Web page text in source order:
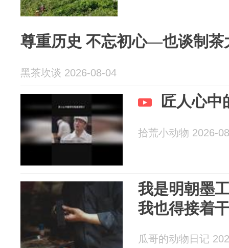
尊重历史 不忘初心—也谈制茶
黑茶坎谈 2026-08-04
匠人心中
拾荒小动物 2026-
我是明朝墨
我也得接着
瓜哥的动物日记